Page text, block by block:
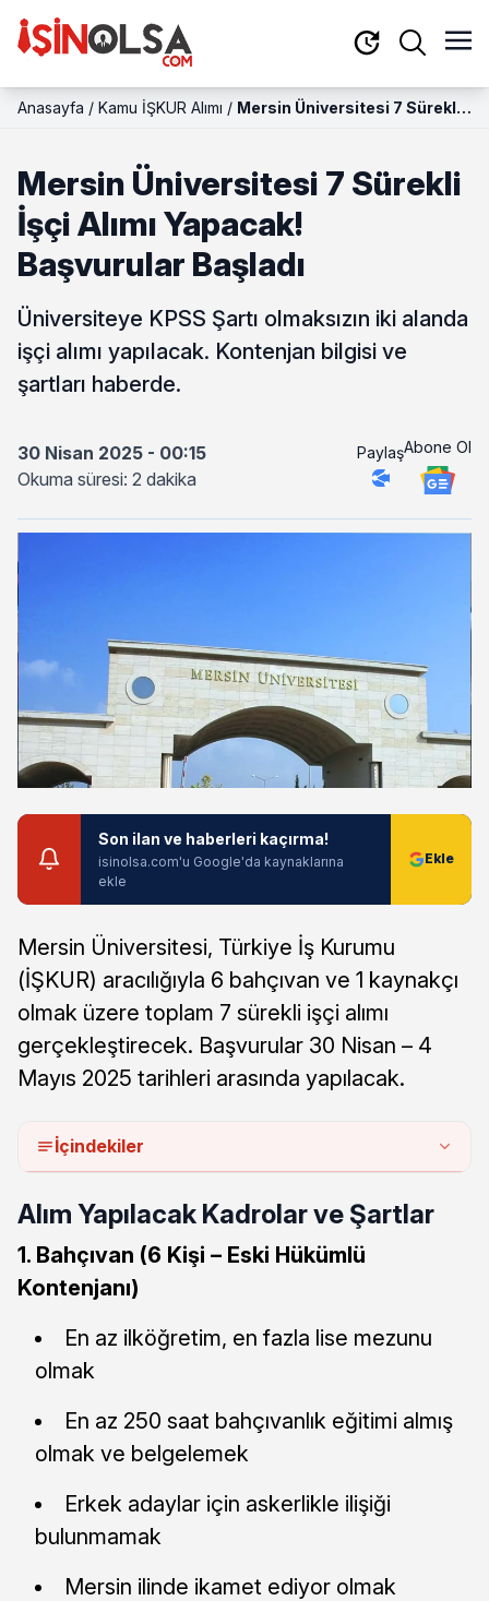
Anasayfa / Kamu İŞKUR Alımı / Mersin Üniversitesi 7 Sürekli
Mersin Üniversitesi 7 Sürekli
İşçi Alımı Yapacak!
Başvurular Başladı
Üniversiteye KPSS Şartı olmaksızın iki alanda
işçi alımı yapılacak. Kontenjan bilgisi ve
şartları haberde.
30 Nisan 2025 - 00:15
Okuma süresi: 2 dakika
PaylaşAbone Ol
Son ilan ve haberleri kaçırma!
isinolsa.com'u Google'da kaynaklarına
ekle
Mersin Üniversitesi, Türkiye İş Kurumu
(İŞKUR) aracılığıyla 6 bahçıvan ve 1 kaynakçı
olmak üzere toplam 7 sürekli işçi alımı
gerçekleştirecek. Başvurular 30 Nisan – 4
Mayıs 2025 tarihleri arasında yapılacak.
İçindekiler
Alım Yapılacak Kadrolar ve Şartlar
1. Bahçıvan (6 Kişi – Eski Hükümlü
Kontenjanı)
En az ilköğretim, en fazla lise mezunu
olmak
En az 250 saat bahçıvanlık eğitimi almış
olmak ve belgelemek
Erkek adaylar için askerlikle ilişiği
bulunmamak
Mersin ilinde ikamet ediyor olmak